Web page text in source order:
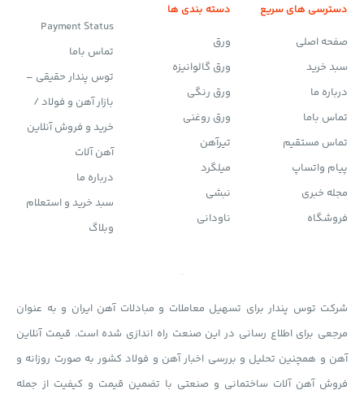
دسترسی های سریع
صفحه اصلی
سبد خرید
درباره ما
تماس باما
تماس مستقیم
پیام واتساپ
مجله خبری
فروشگاه
دسته بندی ها
ورق
ورق گالوانیزه
ورق رنگی
ورق روغنی
تیرآهن
میلگرد
نبشی
ناودانی
Payment Status
تماس باما
توس پندار حقیقی –
بازار آهن و فولاد /
خرید و فروش آنلاین
آهن آلات
درباره ما
سبد خرید و استعلام
وبلاگ
شرکت توس پندار برای تسهیل معاملات و مبادلات آهن ایران و به عنوان
مرجعی برای اطلاع رسانی در این صنعت راه اندازی شده است. قیمت آنلاین
آهن و همچنین تحلیل و بررسی اخبار آهن و فولاد کشور به صورت روزانه و
فروش آهن آلات ساختمانی و صنعتی با تضمین قیمت و کیفیت از جمله